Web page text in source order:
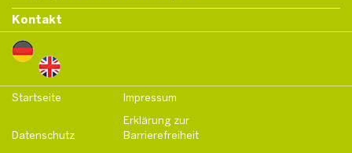
Kontakt
Startseite Impressum
Datenschutz
Erklärung zur
Barrierefreiheit